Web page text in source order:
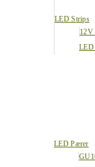
LED Strips
12V
LED
LED Pærer